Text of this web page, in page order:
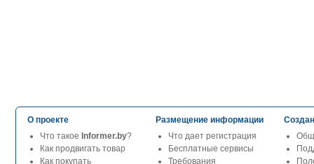
О проекте
Что такое Informer.by?
Как продвигать товар
Как покупать
Размещение информации
Что дает регистрация
Бесплатные сервисы
Требования